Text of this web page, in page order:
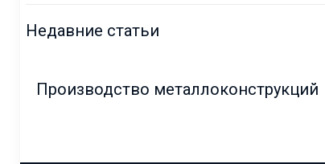
Недавние статьи
Производство металлоконструкций